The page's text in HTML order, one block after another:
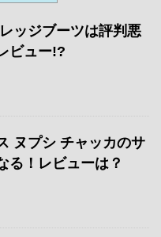
ッジブーツは評判悪
ビュー!?
ヌプシ チャッカのサ
る！レビューは？